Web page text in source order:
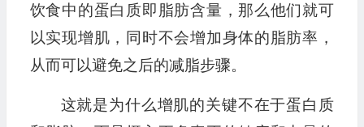
饮食中的蛋白质即脂肪含量，那么他们就可
以实现增肌，同时不会增加身体的脂肪率，
从而可以避免之后的减脂步骤。
这就是为什么增肌的关键不在于蛋白质